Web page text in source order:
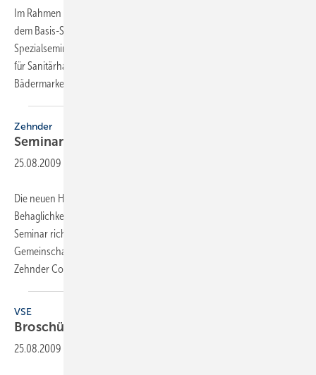
Im Rahmen der Keramag Bäderwerkstatt-Seminare werden neben
dem Basis-Seminar ein neu entwickeltes Trend-Seminar und das
Spezialseminar „Gestalten mit Licht“ angeboten. Ein neues Angebot
für Sanitärhandwerksbetriebe stellt der dritte Baustein, das
Bädermarketing, dar. Hier werden in
Zehnder
Seminar-Roadshow
25.08.2009
Die neuen Herbsttermine der Seminar-Reihe „Thermische
Behaglichkeit und Energieeffizienz für Gebäude“ stehen fest. Das
Seminar richtet sich an Fachplaner und Architekten und ist eine
Gemeinschaftsveranstaltung von Zehnder, Oventrop, Wilo sowie
Zehnder Comfosystems. In diesem Jahr wird es
VSE
Broschüre zur
25.08.2009